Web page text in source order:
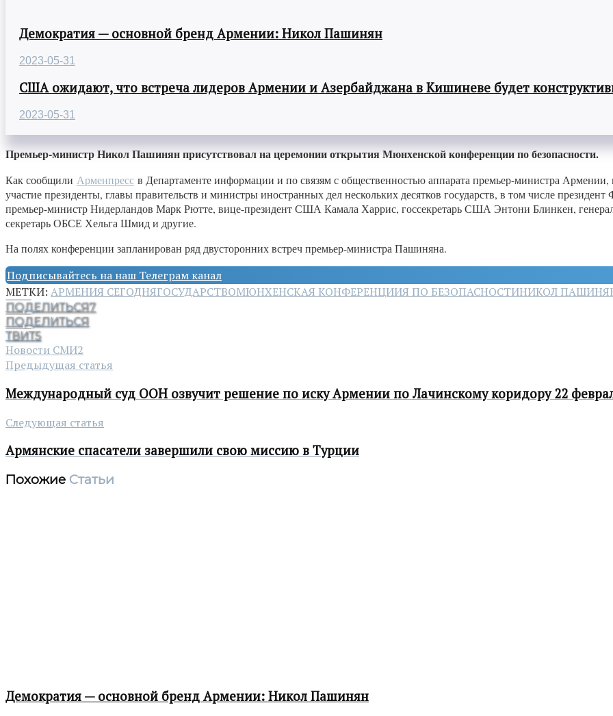
Демократия — основной бренд Армении: Никол Пашинян
2023-05-31
США ожидают, что встреча лидеров Армении и Азербайджана в Кишиневе будет
2023-05-31
Премьер-министр Никол Пашинян присутствовал на церемонии открытия Мюнхенской конференции по безопасности.
Как сообщили Арменпресс в Департаменте информации и по связям с общественностью аппарата премьер-министра
участие президенты, главы правительств и министры иностранных дел нескольких десятков государств, в том числе
премьер-министр Нидерландов Марк Рютте, вице-президент США Камала Харрис, госсекретарь США Энтони Блинкен,
секретарь ОБСЕ Хельга Шмид и другие.
На полях конференции запланирован ряд двусторонних встреч премьер-министра Пашиняна.
Подписывайтесь на наш Телеграм канал
МЕТКИ: АРМЕНИЯ СЕГОДНЯГОСУДАРСТВОМЮНХЕНСКАЯ КОНФЕРЕНЦИИЯ ПО БЕЗОПАСНОСТИНИКОЛ
ПОДЕЛИТЬСЯ7
ПОДЕЛИТЬСЯ
ТВИТ5
Новости СМИ2
Предыдущая статья
Международный суд ООН озвучит решение по иску Армении по Лачинскому коридору 22
Следующая статья
Армянские спасатели завершили свою миссию в Турции
Похожие Статьи
Демократия — основной бренд Армении: Никол Пашинян